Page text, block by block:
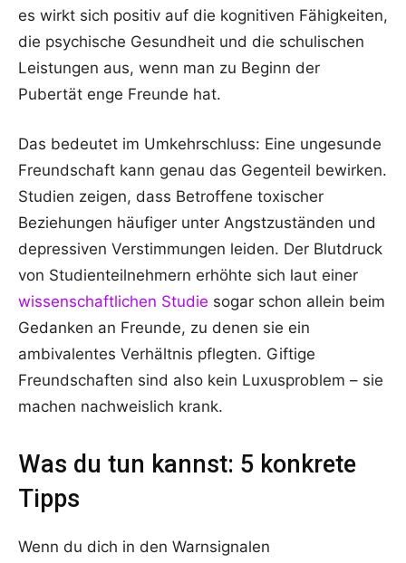
es wirkt sich positiv auf die kognitiven Fähigkeiten,
die psychische Gesundheit und die schulischen
Leistungen aus, wenn man zu Beginn der
Pubertät enge Freunde hat.
Das bedeutet im Umkehrschluss: Eine ungesunde
Freundschaft kann genau das Gegenteil bewirken.
Studien zeigen, dass Betroffene toxischer
Beziehungen häufiger unter Angstzuständen und
depressiven Verstimmungen leiden. Der Blutdruck
von Studienteilnehmern erhöhte sich laut einer
wissenschaftlichen Studie sogar schon allein beim
Gedanken an Freunde, zu denen sie ein
ambivalentes Verhältnis pflegten. Giftige
Freundschaften sind also kein Luxusproblem – sie
machen nachweislich krank.
Was du tun kannst: 5 konkrete
Tipps
Wenn du dich in den Warnsignalen